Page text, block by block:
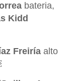
bateria,
Kidd
Freiría alto